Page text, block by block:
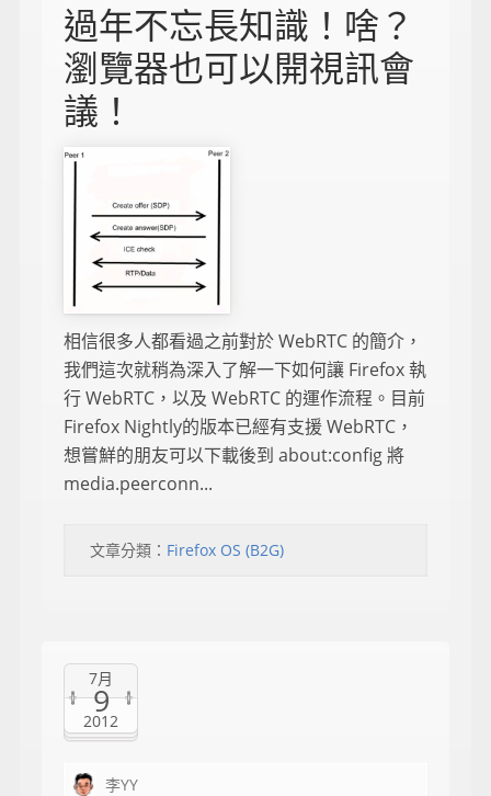
過年不忘長知識！啥？
瀏覽器也可以開視訊會
議！
相信很多人都看過之前對於 WebRTC 的簡介，
我們這次就稍為深入了解一下如何讓 Firefox 執
行 WebRTC，以及 WebRTC 的運作流程。目前
Firefox Nightly的版本已經有支援 WebRTC，
想嘗鮮的朋友可以下載後到 about:config 將
media.peerconn...
文章分類： Firefox OS (B2G)
7月
9
2012
李YY